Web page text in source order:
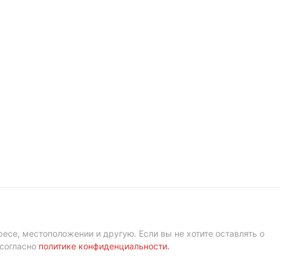
местоположении и другую. Если вы не хотите оставлять о
политике конфиденциальности.